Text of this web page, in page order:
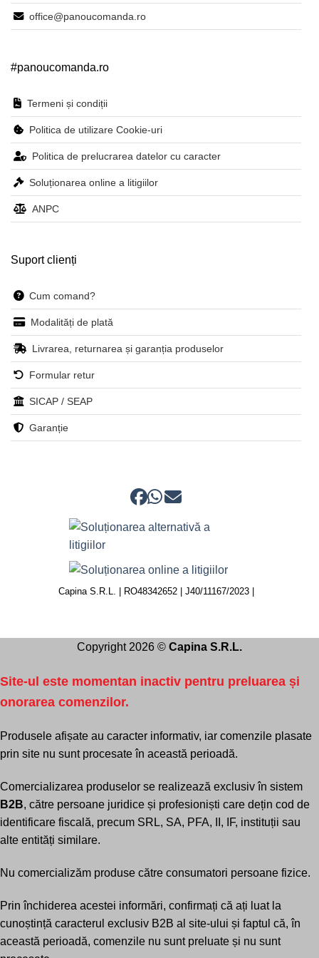
office@panoucomanda.ro
#panoucomanda.ro
Termeni și condiții
Politica de utilizare Cookie-uri
Politica de prelucrarea datelor cu caracter
Soluționarea online a litigiilor
ANPC
Suport clienți
Cum comand?
Modalități de plată
Livrarea, returnarea și garanția produselor
Formular retur
SICAP / SEAP
Garanție
Capina S.R.L. | RO48342652 | J40/11167/2023 |
Copyright 2026 © Capina S.R.L.
Site-ul este momentan inactiv pentru preluarea și
onorarea comenzilor.
Produsele afișate au caracter informativ, iar comenzile plasate
prin site nu sunt procesate în această perioadă.
Comercializarea produselor se realizează exclusiv în sistem
B2B, către persoane juridice și profesioniști care dețin cod de
identificare fiscală, precum SRL, SA, PFA, II, IF, instituții sau
alte entități similare.
Nu comercializăm produse către consumatori persoane fizice.
Prin închiderea acestei informări, confirmați că ați luat la
cunoștință caracterul exclusiv B2B al site-ului și faptul că, în
această perioadă, comenzile nu sunt preluate și nu sunt